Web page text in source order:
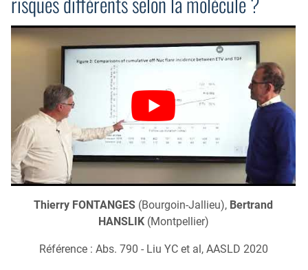
Thierry FONTANGES (Bourgoin-Jallieu), Bertrand
HANSLIK(Montpellier)
Référence : Abs. 790 - Liu YC et al, AASLD 2020